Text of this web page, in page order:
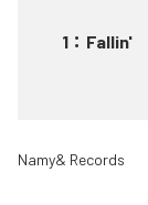
1 ： Fallin'
Namy& Records